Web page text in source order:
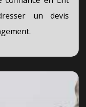
un devis